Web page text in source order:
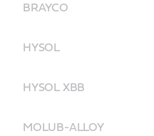
BRAYCO
HYSOL
HYSOL XBB
MOLUB-ALLOY